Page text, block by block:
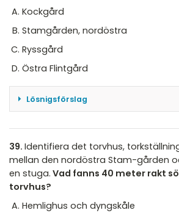
Kockgård
Stamgården, nordöstra
Ryssgård
Östra Flintgård
Lösnigsförslag
stuga (2) över en gårdsplan och
och stallslider (19), det är
Svar: A
39. Identifiera det torvhus,
mellan den nordöstra Stam-gården
en stuga. Vad fanns 40 meter rakt
torvhus?
Hemlighus och dyngskåle